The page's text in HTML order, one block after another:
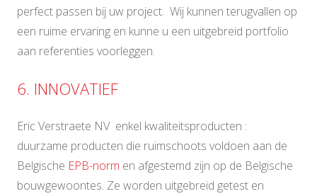
perfect passen bij uw project. Wij kunnen terugvallen op
een ruime ervaring en kunne u een uitgebreid portfolio
aan referenties voorleggen.
6. INNOVATIEF
Eric Verstraete NV enkel kwaliteitsproducten :
duurzame producten die ruimschoots voldoen aan de
Belgische EPB-norm en afgestemd zijn op de Belgische
bouwgewoontes. Ze worden uitgebreid getest en